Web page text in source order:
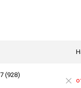
(928)